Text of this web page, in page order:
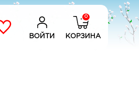
ВОЙТИ
0
КОРЗИНА